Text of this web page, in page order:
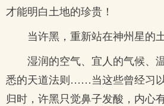
才能明白土地的珍贵！
当许黑，重新站在神州星的土
湿润的空气、宜人的气候、
悉的天道法则……当这些曾经习
归时，许黑只觉鼻子发酸，内心